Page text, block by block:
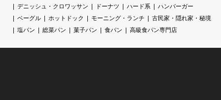
デニッシュ・クロワッサン
ドーナツ ハード系
ハンバーガー
ベーグル
ホットドック モーニング・ランチ
古民家・隠れ家・秘境
塩パン
総菜パン 菓子パン 食パン 高級食パン専門店